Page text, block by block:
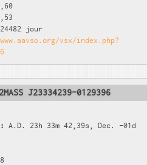
jour
www.aavso.org/vsx/index.php?
J23334239-0129396
A.D. 23h 33m 42,39s, Dec. -01d